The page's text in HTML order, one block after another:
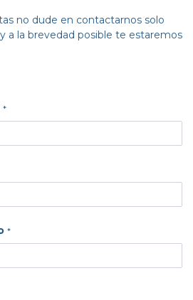
no dude en contactarnos solo
a la brevedad posible te estaremos
*
*